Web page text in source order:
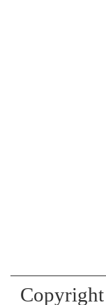
Copyright